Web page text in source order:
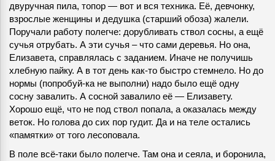
двуручная пила, топор — вот и вся техника. Её, девчонку,
взрослые женщины и дедушка (старший обоза) жалели.
Поручали работу полегче: дорубливать ствол сосны, а ещё
сучья отрубать. А эти сучья – что сами деревья. Но она,
Елизавета, справлялась с заданием. Иначе не получишь
хлебную пайку. А в тот день как-то быстро стемнело. Но до
нормы (попробуй-ка не выполни) надо было ещё одну
сосну завалить. А сосной завалило её — Елизавету.
Хорошо ещё, что не под ствол попала, а оказалась между
веток. Но голова до сих пор гудит. Да и на теле остались
«памятки» от того лесоповала.
В поле всё-таки было полегче. Там она и сеяла, и боронила,